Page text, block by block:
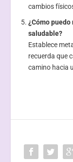
cambios
¿Cómo
saludable?
Establece
recuerda que
camino hacia